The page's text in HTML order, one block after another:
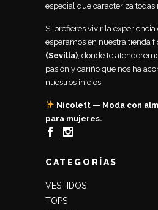
especial que caracteriza todas
Si prefieres vivir la experiencia
esperamos en nuestra tienda
(Sevilla) , donde te
pasión y cariño que nos ha
nuestros inicios.
Nicolett — Moda con
para mujeres.
CATEGORÍAS
VESTIDOS
TOPS